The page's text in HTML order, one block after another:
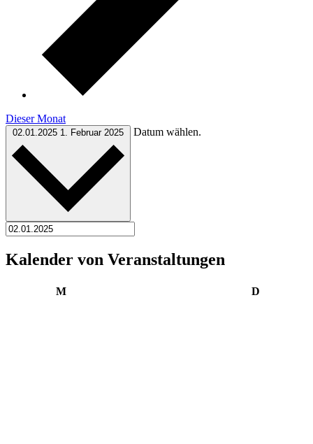
Dieser Monat
02.01.2025 1. Februar 2025 Datum wählen.
Kalender von Veranstaltungen
MMontag D